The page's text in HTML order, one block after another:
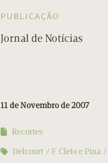
PUBLICAÇÃO
Jornal de Notícias
11 de Novembro de 2007
Recortes
Delcourt
F. Cleto e Pina